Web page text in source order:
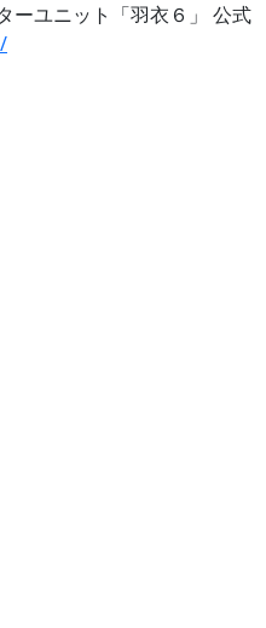
ーユニット「羽衣６」 公式